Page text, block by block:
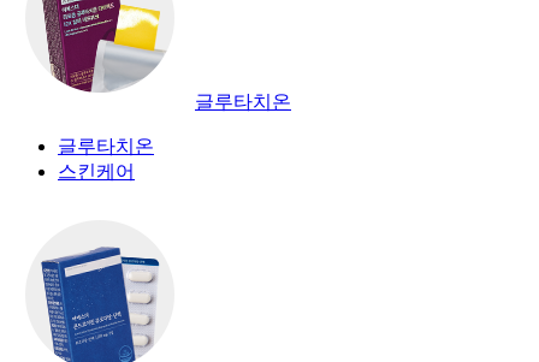
글루타치온
글루타치온
스킨케어